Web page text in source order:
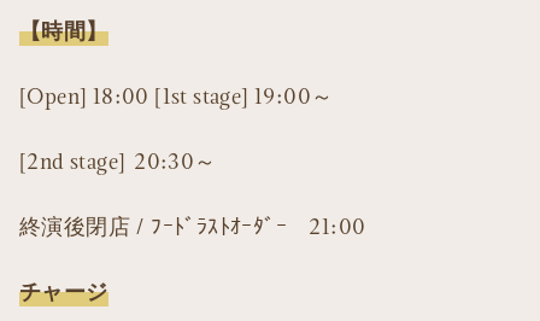
【時間】
[Open] 18:00 [1st stage] 19:00～
[2nd stage] 20:30～
終演後閉店 / ﾌｰﾄﾞﾗｽﾄｵｰﾀﾞｰ 21:00
チャージ